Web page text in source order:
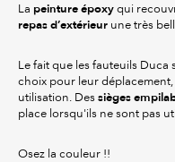
La peinture époxy qui
repas d’extérieur une très
Le fait que les fauteuils
choix pour leur
utilisation. Des sièges
place lorsqu'ils ne sont pas
Osez la couleur !!